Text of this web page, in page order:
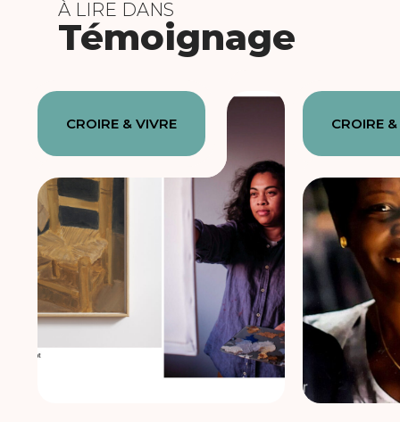
À LIRE DANS
Témoignage
CROIRE & VIVRE CROIRE